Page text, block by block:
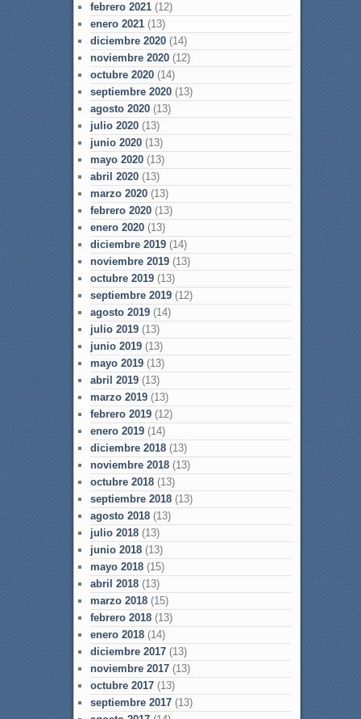
febrero 2021(12)
enero 2021(13)
diciembre 2020(14)
noviembre 2020(12)
octubre 2020(14)
septiembre 2020(13)
agosto 2020(13)
julio 2020(13)
junio 2020(13)
mayo 2020(13)
abril 2020(13)
marzo 2020(13)
febrero 2020(13)
enero 2020(13)
diciembre 2019(14)
noviembre 2019(13)
octubre 2019(13)
septiembre 2019(12)
agosto 2019(14)
julio 2019(13)
junio 2019(13)
mayo 2019(13)
abril 2019(13)
marzo 2019(13)
febrero 2019(12)
enero 2019(14)
diciembre 2018(13)
noviembre 2018(13)
octubre 2018(13)
septiembre 2018(13)
agosto 2018(13)
julio 2018(13)
junio 2018(13)
mayo 2018(15)
abril 2018(13)
marzo 2018(15)
febrero 2018(13)
enero 2018(14)
diciembre 2017(13)
noviembre 2017(13)
octubre 2017(13)
septiembre 2017(13)